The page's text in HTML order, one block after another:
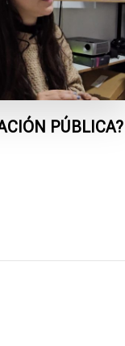
PÚBLICA?